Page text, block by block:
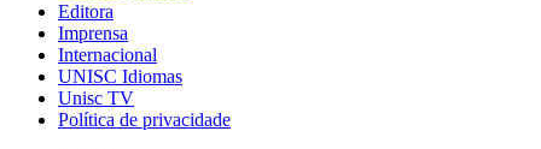
Editora
Imprensa
Internacional
UNISC Idiomas
Unisc TV
Política de privacidade